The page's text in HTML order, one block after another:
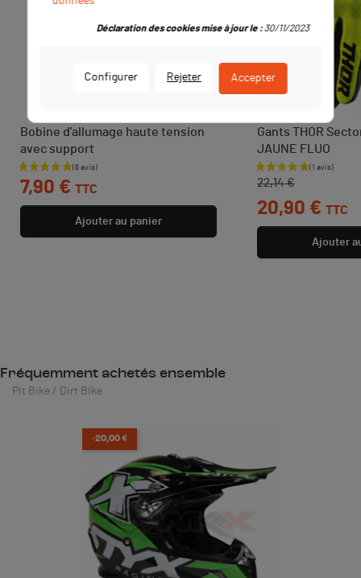
Bobine d'allumage haute tension
avec support
Prix
7,90 € TTC
Ajouter au panier
Gants THOR
JAUNE FLUO
Prix de base
22,14 €
Prix
20,90 € TTC
Ajouter
Fréquemment achetés ensemble
Pit Bike / Dirt Bike
-20,00 €
Configurer Rejeter Accepter
Déclaration des cookies mise à jour le :30/11/2023